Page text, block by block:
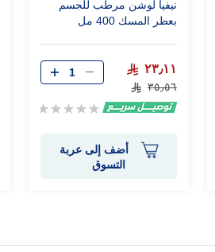
نيفيا لوشن مرطب للجسم
بعطر المسك 400 مل
٢٣٫١١
٣٥٫٥٦
Rating:
أضف إلى عربة
التسوق